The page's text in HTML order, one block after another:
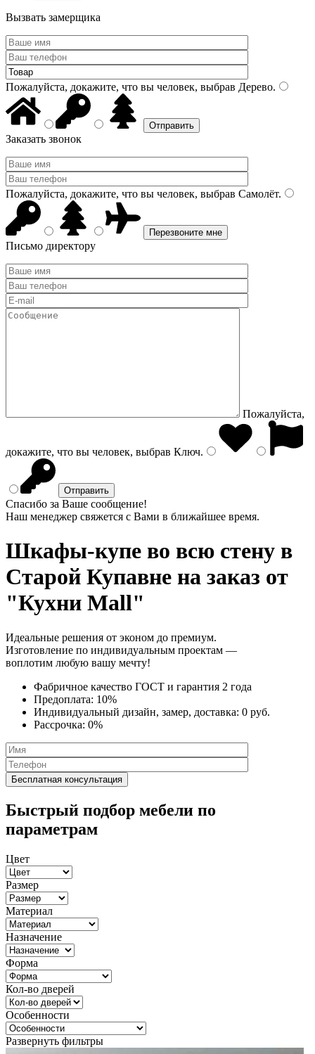
Вызвать замерщика
Пожалуйста, докажите, что вы человек, выбрав Дерево.
Заказать звонок
Пожалуйста, докажите, что вы человек, выбрав Самолёт.
Письмо директору
Пожалуйста,
докажите, что вы человек, выбрав Ключ.
Спасибо за Ваше сообщение!
Наш менеджер свяжется с Вами в ближайшее время.
Шкафы-купе во всю стену в
Старой Купавне на заказ от
"Кухни Mall"
Идеальные решения от эконом до премиум.
Изготовление по индивидуальным проектам —
воплотим любую вашу мечту!
Фабричное качество ГОСТ и гарантия 2 года
Предоплата: 10%
Индивидуальный дизайн, замер, доставка: 0 руб.
Рассрочка: 0%
Быстрый подбор мебели по
параметрам
Цвет
Размер
Материал
Назначение
Форма
Кол-во дверей
Особенности
Развернуть фильтры